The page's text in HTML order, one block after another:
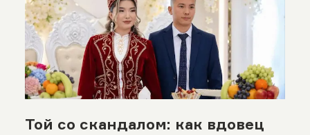
Той со скандалом: как вдовец